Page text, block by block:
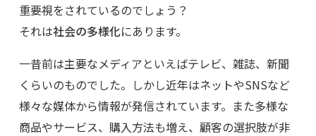
重要視をされているのでしょう？
それは社会の多様化にあります。
一昔前は主要なメディアといえばテレビ、雑誌、新聞
くらいのものでした。しかし近年はネットやSNSなど
様々な媒体から情報が発信されています。また多様な
商品やサービス、購入方法も増え、顧客の選択肢が非